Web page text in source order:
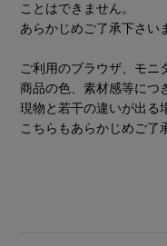
ことはできません。
あらかじめご了承下さい
ご利用のブラウザ、モニ
商品の色、素材感等につ
現物と若干の違いが出る
こちらもあらかじめご了